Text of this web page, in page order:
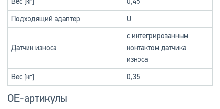
Подходящий адаптер
U
Датчик износа
с интегрированным
контактом датчика
износа
Вес [кг]
0,35
OE-артикулы